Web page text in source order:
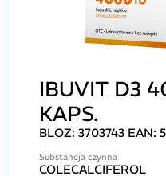
IBUVIT D3
KAPS.
BLOZ: 3703743 EAN:
Substancja czynna
COLECALCIFEROL